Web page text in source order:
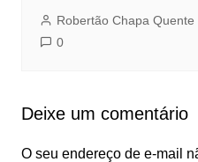
Robertão Chapa Quente
0
Deixe um comentário
O seu endereço de e-mail